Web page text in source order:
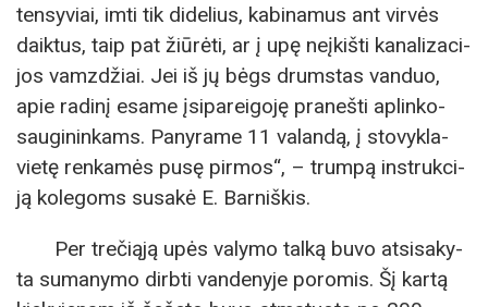
ten­sy­viai, im­ti tik di­de­lius, ka­bi­na­mus ant vir­vės
daik­tus, taip pat žiū­rė­ti, ar į upę ne­įkiš­ti ka­na­li­za­ci­
jos vamz­džiai. Jei iš jų bėgs drums­tas vanduo,
apie ra­di­nį esa­me įsi­pa­rei­go­ję pra­neš­ti ap­lin­ko­
sau­gi­nin­kams. Pa­ny­ra­me 11 va­lan­dą, į stovyk­la­
vie­tę ren­ka­mės pu­sę pir­mos“, – trum­pą in­struk­ci­
ją ko­le­goms su­sa­kė E. Bar­niš­kis.
Per tre­či­ą­ją upės va­ly­mo tal­ką bu­vo at­si­sa­ky­
ta su­ma­ny­mo dirb­ti van­de­ny­je po­ro­mis. Šį kar­tą